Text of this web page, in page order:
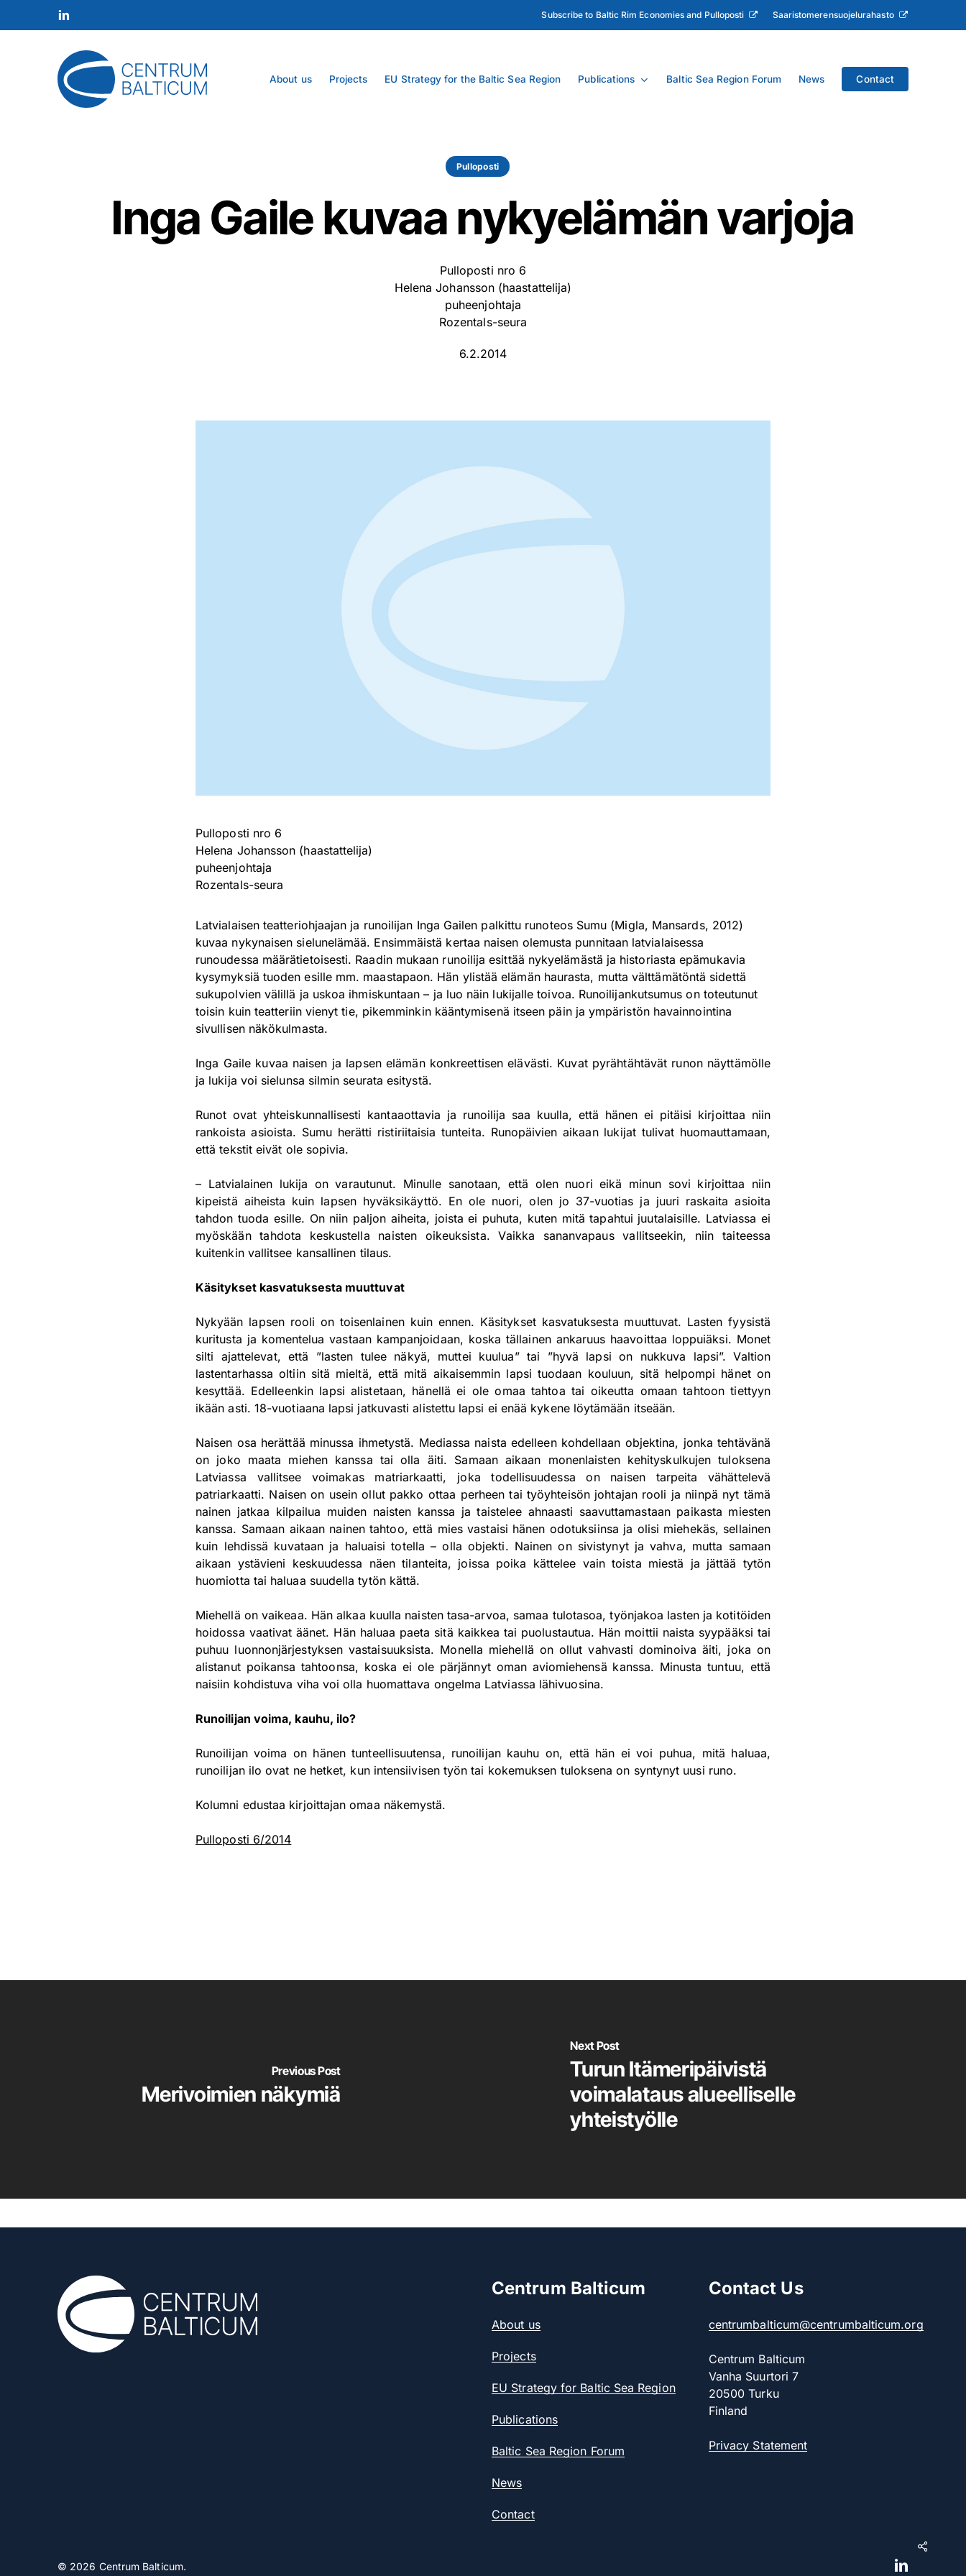
linkedin
Subscribe to Baltic Rim Economies and Pulloposti Saaristomerensuojelurahasto
About us Projects EU Strategy for the Baltic Sea Region Publications Baltic Sea Region Forum News Contact
Pulloposti
Inga Gaile kuvaa nykyelämän varjoja
Pulloposti nro 6
Helena Johansson (haastattelija)
puheenjohtaja
Rozentals-seura
6.2.2014
Pulloposti nro 6
Helena Johansson (haastattelija)
puheenjohtaja
Rozentals-seura
Latvialaisen teatteriohjaajan ja runoilijan Inga Gailen palkittu runoteos Sumu (Migla, Mansards, 2012)
kuvaa nykynaisen sielunelämää. Ensimmäistä kertaa naisen olemusta punnitaan latvialaisessa
runoudessa määrätietoisesti. Raadin mukaan runoilija esittää nykyelämästä ja historiasta epämukavia
kysymyksiä tuoden esille mm. maastapaon. Hän ylistää elämän haurasta, mutta välttämätöntä sidettä
sukupolvien välillä ja uskoa ihmiskuntaan – ja luo näin lukijalle toivoa. Runoilijankutsumus on toteutunut
toisin kuin teatteriin vienyt tie, pikemminkin kääntymisenä itseen päin ja ympäristön havainnointina
sivullisen näkökulmasta.
Inga Gaile kuvaa naisen ja lapsen elämän konkreettisen elävästi. Kuvat pyrähtähtävät runon näyttämölle
ja lukija voi sielunsa silmin seurata esitystä.
Runot ovat yhteiskunnallisesti kantaaottavia ja runoilija saa kuulla, että hänen ei pitäisi kirjoittaa niin
rankoista asioista. Sumu herätti ristiriitaisia tunteita. Runopäivien aikaan lukijat tulivat huomauttamaan,
että tekstit eivät ole sopivia.
– Latvialainen lukija on varautunut. Minulle sanotaan, että olen nuori eikä minun sovi kirjoittaa niin
kipeistä aiheista kuin lapsen hyväksikäyttö. En ole nuori, olen jo 37-vuotias ja juuri raskaita asioita
tahdon tuoda esille. On niin paljon aiheita, joista ei puhuta, kuten mitä tapahtui juutalaisille. Latviassa ei
myöskään tahdota keskustella naisten oikeuksista. Vaikka sananvapaus vallitseekin, niin taiteessa
kuitenkin vallitsee kansallinen tilaus.
Käsitykset kasvatuksesta muuttuvat
Nykyään lapsen rooli on toisenlainen kuin ennen. Käsitykset kasvatuksesta muuttuvat. Lasten fyysistä
kuritusta ja komentelua vastaan kampanjoidaan, koska tällainen ankaruus haavoittaa loppuiäksi. Monet
silti ajattelevat, että ”lasten tulee näkyä, muttei kuulua” tai ”hyvä lapsi on nukkuva lapsi”. Valtion
lastentarhassa oltiin sitä mieltä, että mitä aikaisemmin lapsi tuodaan kouluun, sitä helpompi hänet on
kesyttää. Edelleenkin lapsi alistetaan, hänellä ei ole omaa tahtoa tai oikeutta omaan tahtoon tiettyyn
ikään asti. 18-vuotiaana lapsi jatkuvasti alistettu lapsi ei enää kykene löytämään itseään.
Naisen osa herättää minussa ihmetystä. Mediassa naista edelleen kohdellaan objektina, jonka tehtävänä
on joko maata miehen kanssa tai olla äiti. Samaan aikaan monenlaisten kehityskulkujen tuloksena
Latviassa vallitsee voimakas matriarkaatti, joka todellisuudessa on naisen tarpeita vähättelevä
patriarkaatti. Naisen on usein ollut pakko ottaa perheen tai työyhteisön johtajan rooli ja niinpä nyt tämä
nainen jatkaa kilpailua muiden naisten kanssa ja taistelee ahnaasti saavuttamastaan paikasta miesten
kanssa. Samaan aikaan nainen tahtoo, että mies vastaisi hänen odotuksiinsa ja olisi miehekäs, sellainen
kuin lehdissä kuvataan ja haluaisi totella – olla objekti. Nainen on sivistynyt ja vahva, mutta samaan
aikaan ystävieni keskuudessa näen tilanteita, joissa poika kättelee vain toista miestä ja jättää tytön
huomiotta tai haluaa suudella tytön kättä.
Miehellä on vaikeaa. Hän alkaa kuulla naisten tasa-arvoa, samaa tulotasoa, työnjakoa lasten ja kotitöiden
hoidossa vaativat äänet. Hän haluaa paeta sitä kaikkea tai puolustautua. Hän moittii naista syypääksi tai
puhuu luonnonjärjestyksen vastaisuuksista. Monella miehellä on ollut vahvasti dominoiva äiti, joka on
alistanut poikansa tahtoonsa, koska ei ole pärjännyt oman aviomiehensä kanssa. Minusta tuntuu, että
naisiin kohdistuva viha voi olla huomattava ongelma Latviassa lähivuosina.
Runoilijan voima, kauhu, ilo?
Runoilijan voima on hänen tunteellisuutensa, runoilijan kauhu on, että hän ei voi puhua, mitä haluaa,
runoilijan ilo ovat ne hetket, kun intensiivisen työn tai kokemuksen tuloksena on syntynyt uusi runo.
Kolumni edustaa kirjoittajan omaa näkemystä.
Pulloposti 6/2014
Previous Post
Merivoimien näkymiä
Next Post
Turun Itämeripäivistä
voimalataus alueelliselle
yhteistyölle
Share
Centrum Balticum
About us
Projects
EU Strategy for Baltic Sea Region
Publications
Baltic Sea Region Forum
News
Contact
Contact Us
centrumbalticum@centrumbalticum.org
Centrum Balticum
Vanha Suurtori 7
20500 Turku
Finland
Privacy Statement
© 2026 Centrum Balticum. linkedin